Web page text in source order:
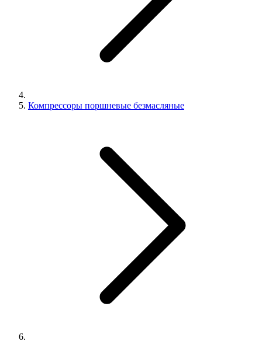
Компрессоры поршневые безмасляные